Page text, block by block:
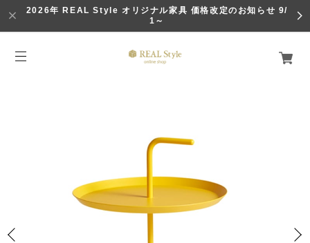
2026年 REAL Style オリジナル家具 価格改定のお知らせ 9/
1～